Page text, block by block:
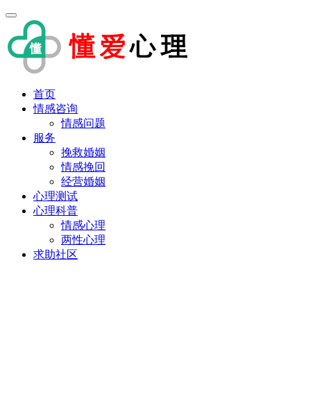
首页
情感咨询
情感问题
服务
挽救婚姻
情感挽回
经营婚姻
心理测试
心理科普
情感心理
两性心理
求助社区